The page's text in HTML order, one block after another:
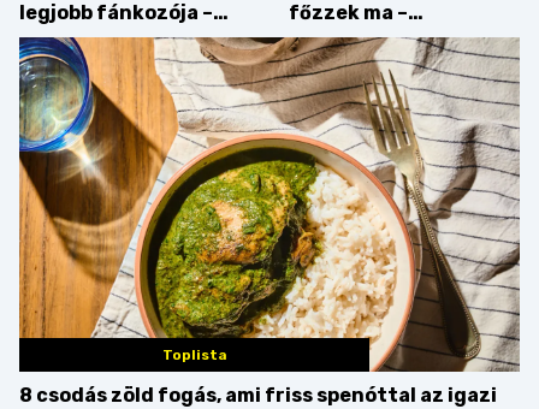
legjobb fánkozója –
búcsúzik a Pampushka
főzzek ma –
Főszerepben a
camembert
Toplista
8 csodás zöld fogás, ami friss spenóttal az igazi